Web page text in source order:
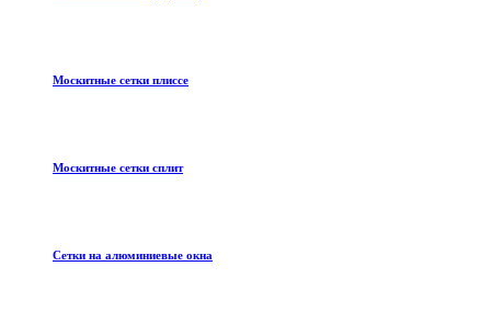
Москитные сетки плиссе
Москитные сетки сплит
Сетки на алюминиевые окна